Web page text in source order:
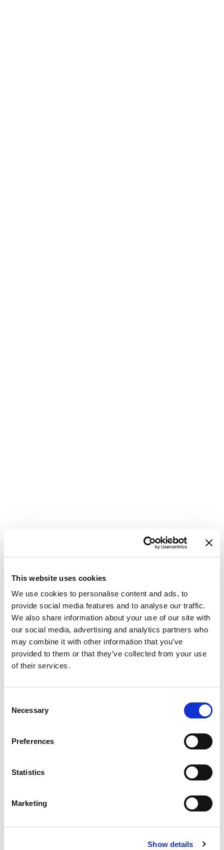
This website uses cookies
We use cookies to personalise content and ads, to
provide social media features and to analyse our traffic.
We also share information about your use of our site with
our social media, advertising and analytics partners who
may combine it with other information that you’ve
provided to them or that they’ve collected from your use
of their services.
Selection
Necessary
Preferences
Statistics
Marketing
Show details
KatamaranBali 4.8 Oksy
Grekland,Lavrion
Lavrion Main Port
Bareboat charter
Prislista
Kontrollera tillgänglighet och detaljer
Yachtparametrar
2024
Kojplatser
WC/dusch
Full batten
48.8ft
Hyra yacht Katamaran Oksy i Grekland, Lavrion: